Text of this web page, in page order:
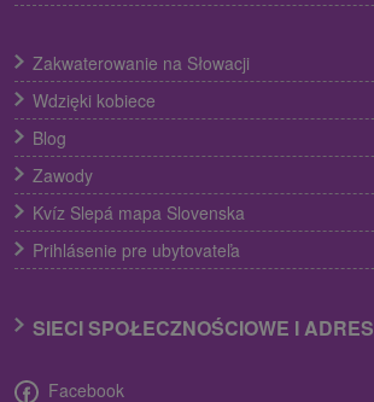
Zakwaterowanie na Słowacji
Wdzięki kobiece
Blog
Zawody
Kvíz Slepá mapa Slovenska
Prihlásenie pre ubytovateľa
SIECI SPOŁECZNOŚCIOWE I ADRES
Facebook